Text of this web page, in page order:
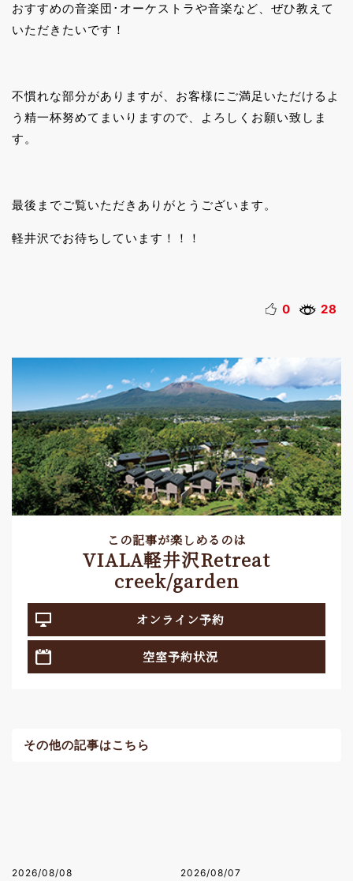
おすすめの音楽団･オーケストラや音楽など、ぜひ教えて
いただきたいです！
不慣れな部分がありますが、お客様にご満足いただけるよ
う精一杯努めてまいりますので、よろしくお願い致しま
す。
最後までご覧いただきありがとうございます。
軽井沢でお待ちしています！！！
0 28
この記事が楽しめるのは
VIALA軽井沢Retreat
creek/garden
オンライン予約
空室予約状況
その他の記事はこちら
2026/08/08 2026/08/07